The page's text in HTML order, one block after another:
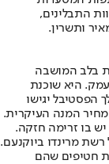
התבלינים,
ותשרין.
בלב המושבה
היא שוכנת
הפסטיבל יגישו
99 או 109 שקלים, לפי מחיר המנה העיקרית.
בו זרימה חזקה.
מרינדו ביוקנעם.
חטיפים שהם